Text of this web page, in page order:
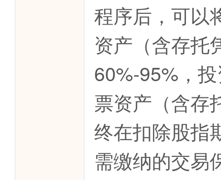
程序后，可以
资产（含存托
60%-95%，
票资产（含存
终在扣除股指
需缴纳的交易